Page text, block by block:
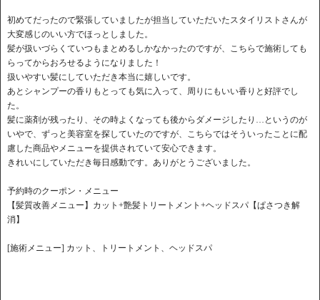
初めてだったので緊張していましたが担当していただいたスタイリストさんが
大変感じのいい方でほっとしました。
髪が扱いづらくていつもまとめるしかなかったのですが、こちらで施術しても
らってからおろせるようになりました！
扱いやすい髪にしていただき本当に嬉しいです。
あとシャンプーの香りもとっても気に入って、周りにもいい香りと好評でし
た。
髪に薬剤が残ったり、その時よくなっても後からダメージしたり…というのが
いやで、ずっと美容室を探していたのですが、こちらではそういったことに配
慮した商品やメニューを提供されていて安心できます。
きれいにしていただき毎日感動です。ありがとうございました。
予約時のクーポン・メニュー
【髪質改善メニュー】カット+艶髪トリートメント+ヘッドスパ【ぱさつき解
消】
[施術メニュー] カット、トリートメント、ヘッドスパ